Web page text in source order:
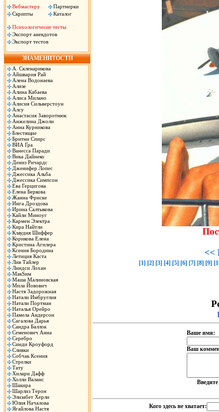
Вебмастеру
Партнерки
Скрипты
Каталог
Психологичесие тесты
Экспорт анекдотов
Экспорт тестов
ЗНАМЕНИТОСТИ
А. Скленарикова
Айшвария Рай
Алена Водонаева
Ализе
Алина Кабаева
Алиса Милано
Алисия Сильверстоун
Алсу
Анастасия Заворотнюк
Анжелина Джоли
Анна Курникова
Блестящие
Бритни Спирс
ВИА Гра
Ванесса Паради
Вика Дайнеко
Дениз Ричардс
Дженифер Лопес
Джессика Альба
Джессика Симпсон
Ева Герцигова
Елена Беркова
Жанна Фриске
Инга Дроздова
Ирина Салтыкова
Кайли Миноуг
Кармен Электра
Кира Найтли
Клаудия Шиффер
Корикова Елена
Кристина Агилера
Ксения Бородина
Летиция Каста
Лив Тайлер
Линдси Лохан
МакSим
Маша Малиновская
Мила Йовович
Настя Задорожная
Натали Имбруглия
Натали Портман
Наталья Орейро
Памела Андерсон
Сагалова Дарья
Сандра Баллок
Семенович Анна
Серебро
Синди Кроуфорд
Сливки
Собчак Ксения
Стрелки
Тату
Хилари Дафф
Холли Валанс
Шакира
Шарлиз Терон
Элизабет Херли
Юлия Началова
Ягайлова Настя
<<
[1] [2] [3] [4] [5] [6] [7] [8] [9]
Ваше имя:
Ваш
Кого здесь не хватает: